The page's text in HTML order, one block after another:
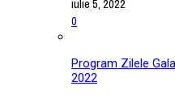
0
Program Zilele
2022